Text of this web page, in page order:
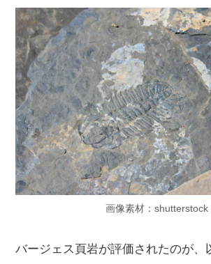
画像素材：shutterstock
バージェス頁岩が評価されたのが、